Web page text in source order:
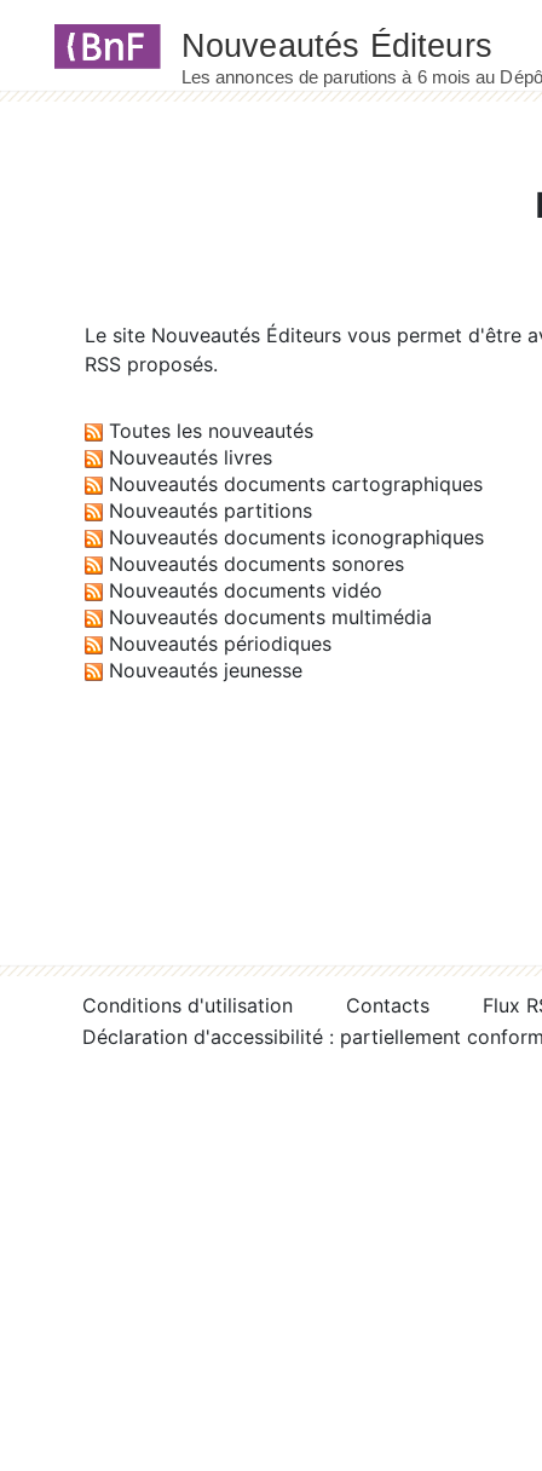
Le site Nouveautés Éditeurs vous permet d'être
RSS proposés.
Toutes les nouveautés
Nouveautés livres
Nouveautés documents cartographiques
Nouveautés partitions
Nouveautés documents iconographiques
Nouveautés documents sonores
Nouveautés documents vidéo
Nouveautés documents multimédia
Nouveautés périodiques
Nouveautés jeunesse
Conditions d'utilisation Contacts
Flux
Déclaration d'accessibilité : partiellement